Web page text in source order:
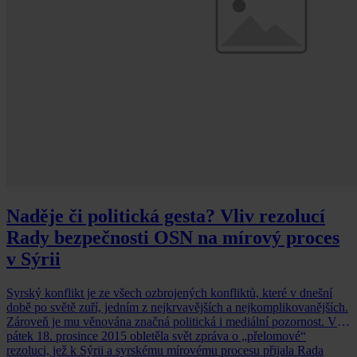
Naděje či politická gesta? Vliv rezolucí
Rady bezpečnosti OSN na mírový proces
v Sýrii
Syrský konflikt je ze všech ozbrojených konfliktů, které v dnešní
době po světě zuří, jedním z nejkrvavějších a nejkomplikovanějších.
Zároveň je mu věnována značná politická i mediální pozornost. V
pátek 18. prosince 2015 obletěla svět zpráva o „přelomové“
rezoluci, jež k Sýrii a syrskému mírovému procesu přijala Rada